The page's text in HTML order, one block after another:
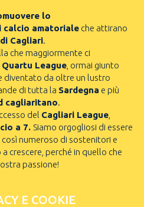
lo
calcio amatorialeche attirano
Cagliari.
che maggiormente ci
League, ormai giunto
diventato da oltre un lustro
di tutta la Sardegna e più
cagliaritano.
del Cagliari League,
a 7. Siamo orgogliosi di essere
numeroso di sostenitori e
crescere, perché in quello che
passione!
E COOKIE